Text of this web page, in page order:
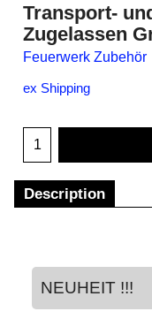
Transport-
Zugelassen
Feuerwerk Zubehör
ex Shipping
Description
NEUHEIT !!!